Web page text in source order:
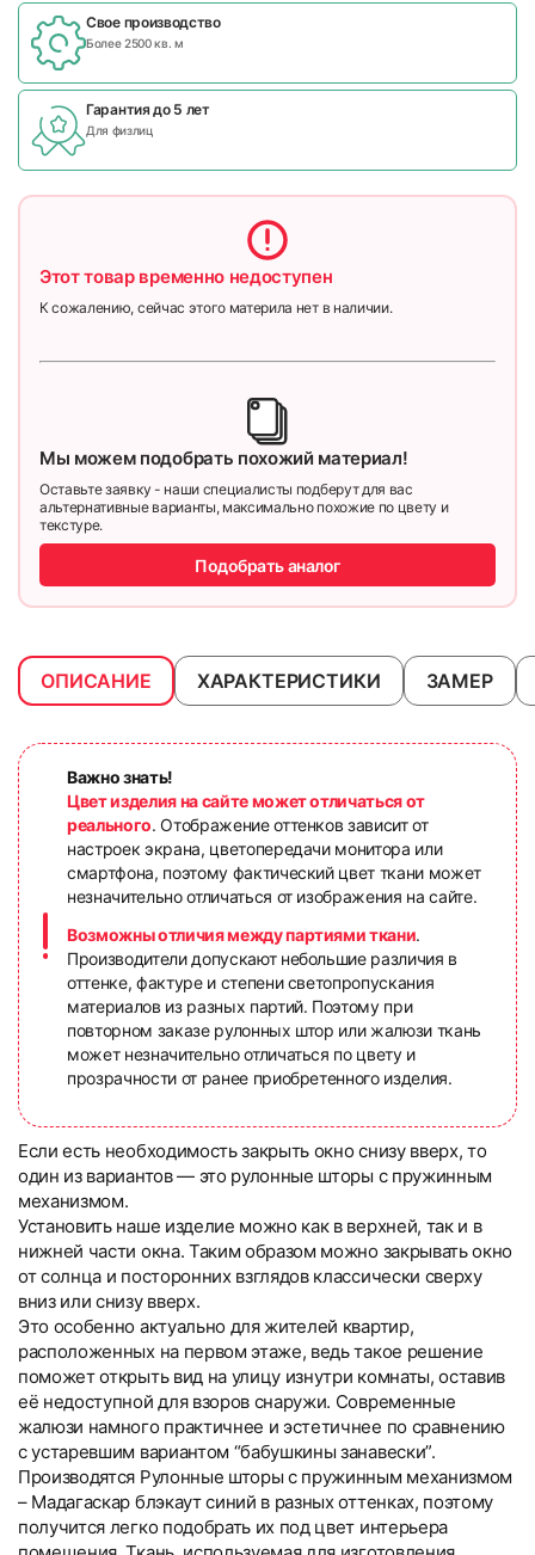
Свое производство
Более 2500 кв. м
Гарантия до 5 лет
Для физлиц
Этот товар временно недоступен
К сожалению, сейчас этого материла нет в наличии.
Мы можем подобрать похожий материал!
Оставьте заявку - наши специалисты подберут для вас
альтернативные варианты, максимально похожие по цвету и
текстуре.
Подобрать аналог
ОПИСАНИЕ ХАРАКТЕРИСТИКИ ЗАМЕР
Важно знать!
Цвет изделия на сайте может отличаться от
реального. Отображение оттенков зависит от
настроек экрана, цветопередачи монитора или
смартфона, поэтому фактический цвет ткани может
незначительно отличаться от изображения на сайте.
Возможны отличия между партиями ткани.
Производители допускают небольшие различия в
оттенке, фактуре и степени светопропускания
материалов из разных партий. Поэтому при
повторном заказе рулонных штор или жалюзи ткань
может незначительно отличаться по цвету и
прозрачности от ранее приобретенного изделия.
Если есть необходимость закрыть окно снизу вверх, то
один из вариантов — это рулонные шторы с пружинным
механизмом.
Установить наше изделие можно как в верхней, так и в
нижней части окна. Таким образом можно закрывать окно
от солнца и посторонних взглядов классически сверху
вниз или снизу вверх.
Это особенно актуально для жителей квартир,
расположенных на первом этаже, ведь такое решение
поможет открыть вид на улицу изнутри комнаты, оставив
её недоступной для взоров снаружи. Современные
жалюзи намного практичнее и эстетичнее по сравнению
с устаревшим вариантом “бабушкины занавески”.
Производятся Рулонные шторы с пружинным механизмом
– Мадагаскар блэкаут синий в разных оттенках, поэтому
получится легко подобрать их под цвет интерьера